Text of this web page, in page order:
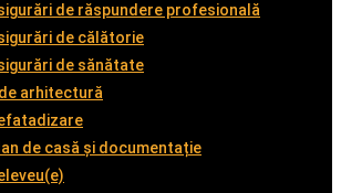
de răspundere profesională
de călătorie
de sănătate
arhitectură
de casă și documentație